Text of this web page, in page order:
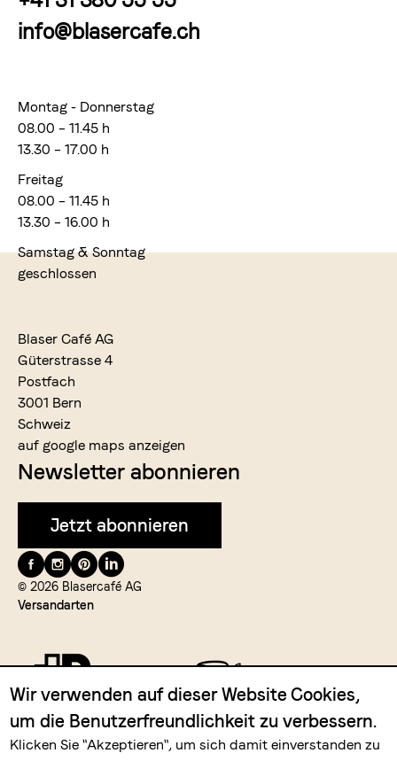
info@blasercafe.ch
Montag - Donnerstag
08.00 – 11.45 h
13.30 – 17.00 h
Freitag
08.00 – 11.45 h
13.30 – 16.00 h
Samstag & Sonntag
geschlossen
Blaser Café AG
Güterstrasse 4
Postfach
3001 Bern
Schweiz
auf google maps anzeigen
Newsletter abonnieren
Jetzt abonnieren
Folge
uns
auf
© 2026 Blasercafé AG
Versandarten
Zahlungsmittel
Wir verwenden auf dieser Website Cookies,
um die Benutzerfreundlichkeit zu verbessern.
Klicken Sie "Akzeptieren", um sich damit einverstanden zu